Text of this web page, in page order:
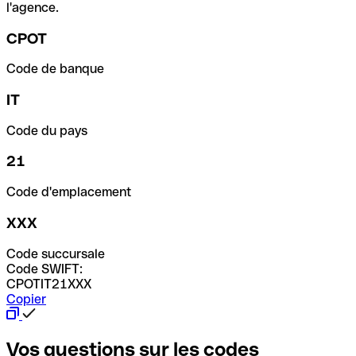
l'agence.
CPOT
Code de banque
IT
Code du pays
21
Code d'emplacement
XXX
Code succursale
Code SWIFT:
CPOTIT21XXX
Copier
Vos questions sur les codes